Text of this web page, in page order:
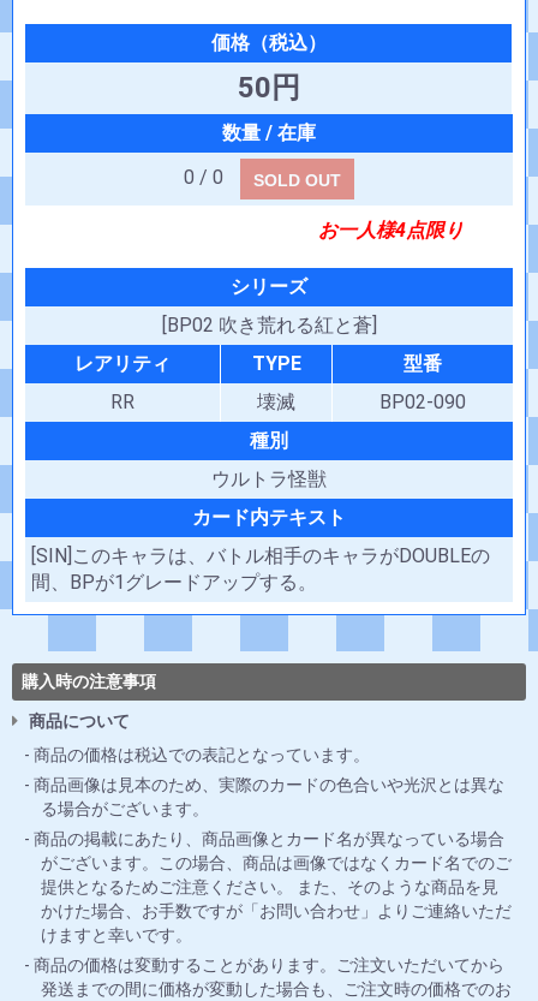
50円
0 / 0 SOLD OUT
お一人様4点限り
シリーズ
[BP02 吹き荒れる紅と蒼]
レアリティ
TYPE
型番
RR
壊滅
BP02-090
種別
ウルトラ怪獣
カード内テキスト
[SIN]このキャラは、バトル相手のキャラがDOUBLEの
間、BPが1グレードアップする。
購入時の注意事項
商品について
商品の価格は税込での表記となっています。
商品画像は見本のため、実際のカードの色合いや光沢とは異な
る場合がございます。
商品の掲載にあたり、商品画像とカード名が異なっている場合
がございます。この場合、商品は画像ではなくカード名でのご
提供となるためご注意ください。 また、そのような商品を見
かけた場合、お手数ですが「お問い合わせ」よりご連絡いただ
けますと幸いです。
商品の価格は変動することがあります。ご注文いただいてから
発送までの間に価格が変動した場合も、ご注文時の価格でのお